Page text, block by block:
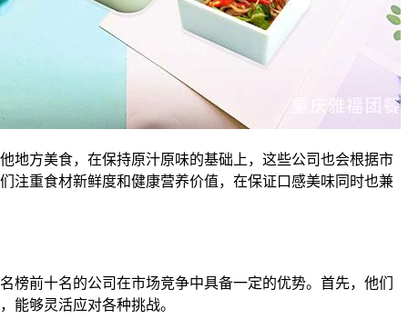
地方美食，在保持原汁原味的基础上，这些公司也会根据市
注重食材新鲜度和健康营养价值，在保证口感美味同时也兼
榜前十名的公司在市场竞争中具备一定的优势。首先，他们
能够灵活应对各种挑战。